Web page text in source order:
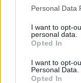
Please note that
not limited to your
grant or deny
use your data for
consent section.
Personal Data
I want to opt-
personal data.
Opted In
I want to opt-
Personal Data.
Opted In